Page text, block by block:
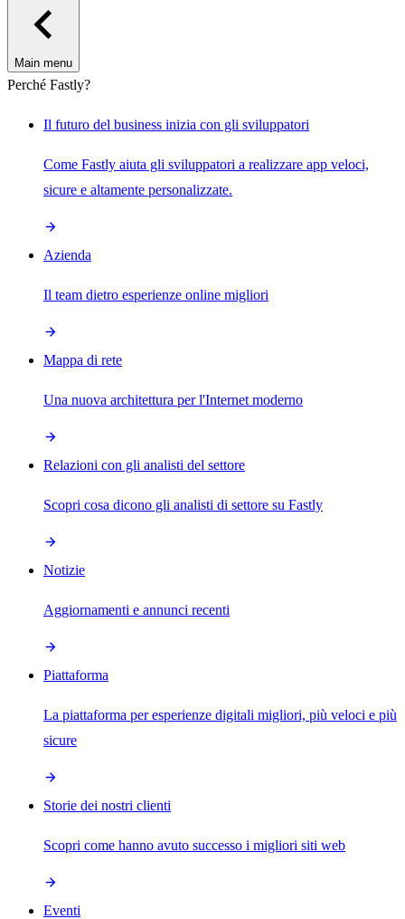
Main menu
Perché Fastly?
Il futuro del business inizia con gli sviluppatori
Come Fastly aiuta gli sviluppatori a realizzare app veloci,
sicure e altamente personalizzate.
Azienda
Il team dietro esperienze online migliori
Mappa di rete
Una nuova architettura per l'Internet moderno
Relazioni con gli analisti del settore
Scopri cosa dicono gli analisti di settore su Fastly
Notizie
Aggiornamenti e annunci recenti
Piattaforma
La piattaforma per esperienze digitali migliori, più veloci e più
sicure
Storie dei nostri clienti
Scopri come hanno avuto successo i migliori siti web
Eventi